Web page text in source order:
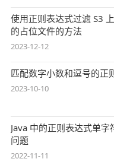
使用正则表达式过滤 S3
的占位文件的方法
2023-12-12
匹配数字小数和逗号的正
2023-10-10
Java 中的正则表达式单
问题
2022-11-11